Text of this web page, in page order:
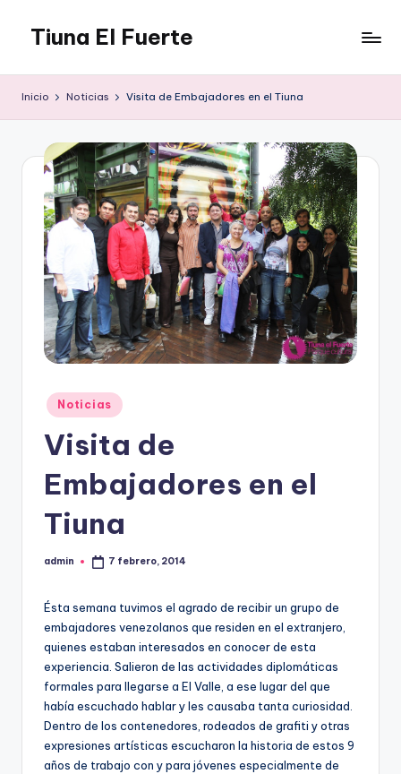
contenido
Tiuna El Fuerte
Espacio
arte
para
Caracas,
Teatro,
Estudio
Grabación,
Anfiteatros,
Acrobacia,
DanceHall,
Investigación,
Tienda
Arte.
Inicio Noticias Visita de Embajadores en el Tiuna
Publicado
en
Noticias
Visita de
Embajadores en el
Tiuna
Publicado
admin 7 febrero, 2014
Ésta semana tuvimos el agrado de recibir un grupo de
embajadores venezolanos que residen en el extranjero,
quienes estaban interesados en conocer de esta
experiencia. Salieron de las actividades diplomáticas
formales para llegarse a El Valle, a ese lugar del que
había escuchado hablar y les causaba tanta curiosidad.
Dentro de los contenedores, rodeados de grafiti y otras
expresiones artísticas escucharon la historia de estos 9
años de trabajo con y para jóvenes especialmente de